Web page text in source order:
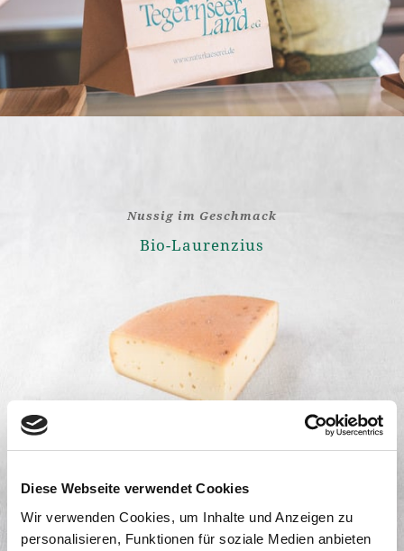
Diese Webseite verwendet Cookies
Wir verwenden Cookies, um Inhalte und Anzeigen zu
personalisieren, Funktionen für soziale Medien anbieten
Nussig im Geschmack
Bio-Laurenzius